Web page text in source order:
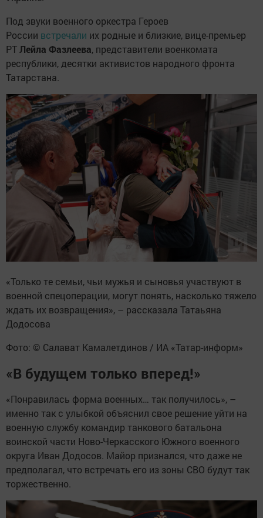
Под звуки военного оркестра Героев
России встречали их родные и близкие, вице-премьер
РТЛейла Фазлеева, представители военкомата
республики, десятки активистов народного фронта
Татарстана.
«Только те семьи, чьи мужья и сыновья участвуют в
военной спецоперации, могут понять, насколько тяжело
ждать их возвращения», – рассказала Татаьяна
Додосова
Фото: © Салават Камалетдинов / ИА «Татар-информ»
«В будущем только вперед!»
«Понравилась форма военных… так получилось», –
именно так с улыбкой объяснил свое решение уйти на
военную службу командир танкового батальона
воинской части Ново-Черкасского Южного военного
округа Иван Додосов. Майор признался, что даже не
предполагал, что встречать его из зоны СВО будут так
торжественно.